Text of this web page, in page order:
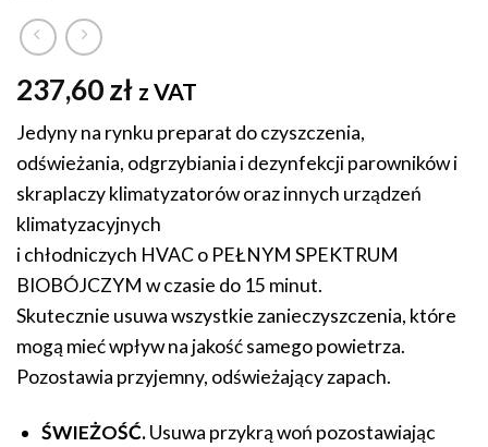
237,60zł z VAT
Jedyny na rynku preparat do czyszczenia,
odświeżania, odgrzybiania i dezynfekcji parowników i
skraplaczy klimatyzatorów oraz innych urządzeń
klimatyzacyjnych
i chłodniczych HVAC o PEŁNYM SPEKTRUM
BIOBÓJCZYM w czasie do 15 minut.
Skutecznie usuwa wszystkie zanieczyszczenia, które
mogą mieć wpływ na jakość samego powietrza.
Pozostawia przyjemny, odświeżający zapach.
ŚWIEŻOŚĆ.Usuwa przykrą woń pozostawiając